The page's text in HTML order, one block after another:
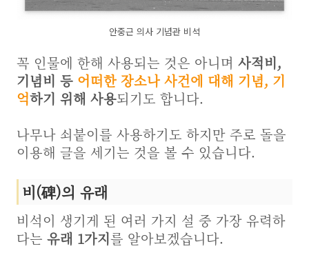
안중근 의사 기념관 비석
꼭 인물에 한해 사용되는 것은 아니며 사적비,
기념비 등 어떠한 장소나 사건에 대해 기념, 기
억하기 위해 사용되기도 합니다.
나무나 쇠붙이를 사용하기도 하지만 주로 돌을
이용해 글을 세기는 것을 볼 수 있습니다.
비(碑)의 유래
비석이 생기게 된 여러 가지 설 중 가장 유력하
다는 유래 1가지를 알아보겠습니다.